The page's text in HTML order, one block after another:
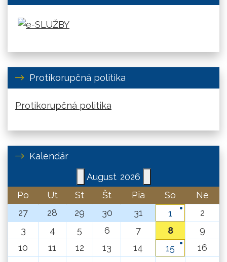
Protikorupčná politika
Protikorupčná politika
Kalendár
August 2026
Po
Ut St Št Pia So
Ne
27
28 29 30 31 1
2
3
4 5 6 7 8
9
10
11 12 13 14 15
16